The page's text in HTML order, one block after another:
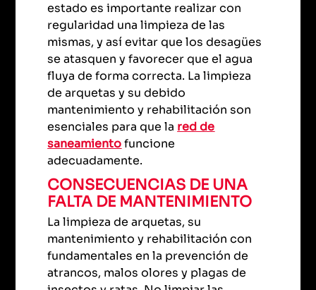
estado es importante realizar con
regularidad una limpieza de las
mismas, y así evitar que los desagües
se atasquen y favorecer que el agua
fluya de forma correcta. La limpieza
de arquetas y su debido
mantenimiento y rehabilitación son
esenciales para que la red de
saneamientofuncione
adecuadamente.
CONSECUENCIAS DE UNA
FALTA DE MANTENIMIENTO
La limpieza de arquetas, su
mantenimiento y rehabilitación con
fundamentales en la prevención de
atrancos, malos olores y plagas de